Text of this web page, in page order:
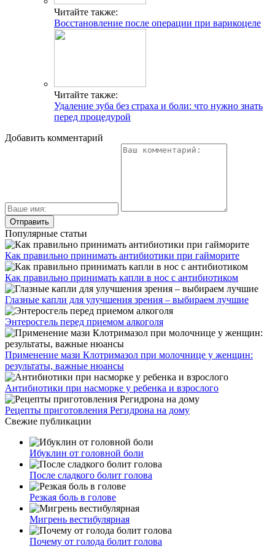
Читайте также:
Восстановление после операции при варикоцеле
Читайте также:
Удаление зуба без страха и боли: что нужно знать
перед процедурой
Добавить комментарий
Популярные статьи
Как правильно принимать антибиотики при гайморите
Как правильно принимать капли в нос с антибиотиком
Глазные капли для улучшения зрения – выбираем лучшие
Энтеросгель перед приемом алкоголя
Применение мази Клотримазол при молочнице у женщин:
результаты, важные нюансы
Антибиотики при насморке у ребенка и взрослого
Рецепты приготовления Регидрона на дому
Свежие публикации
Ибуклин от головной боли
После сладкого болит голова
Резкая боль в голове
Мигрень вестибулярная
Почему от голода болит голова